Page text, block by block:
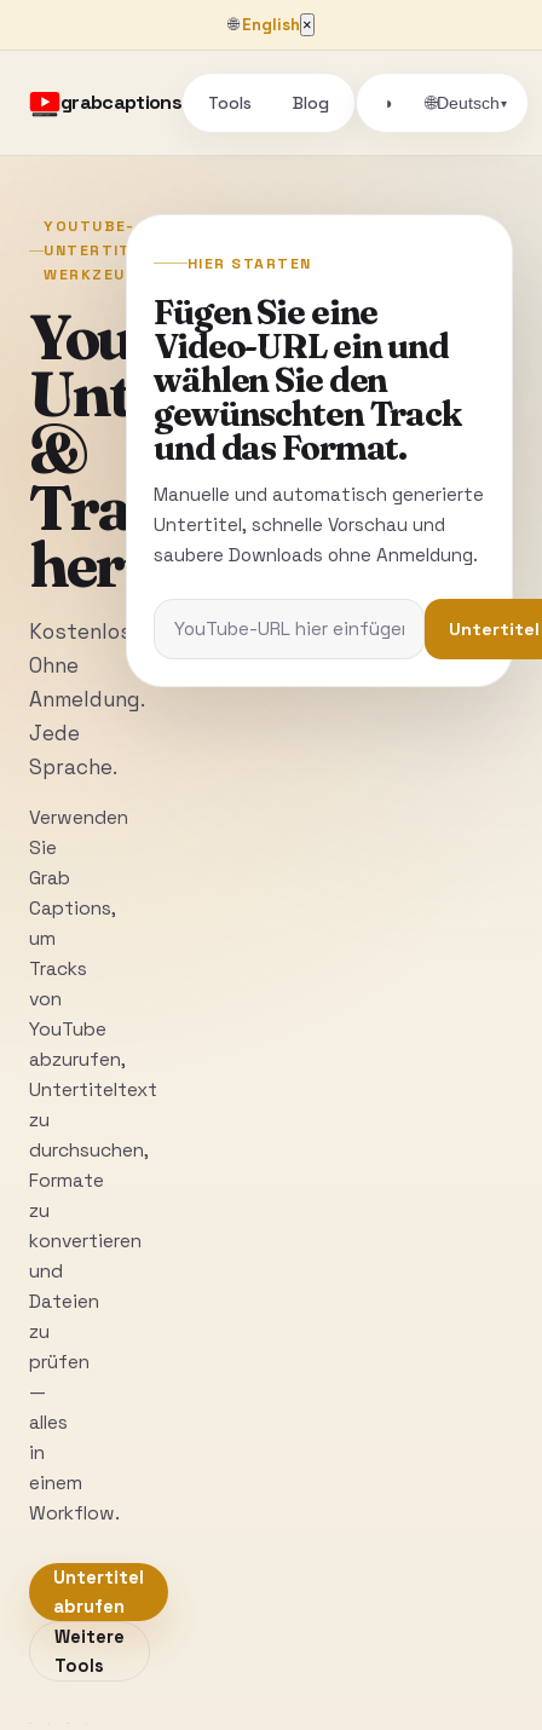
🌐English ×
grabcaptions Tools Blog ◑ 🌐Deutsch▾
YOUTUBE-
UNTERTITEL-
WERKZEUGE
YouTube
Untertitel
&
Transkripte
herunterladen
Kostenlos.
Ohne
Anmeldung.
Jede
Sprache.
Verwenden
Sie
Grab
Captions,
um
Tracks
von
YouTube
abzurufen,
Untertiteltext
zu
durchsuchen,
Formate
zu
konvertieren
und
Dateien
zu
prüfen
—
alles
in
einem
Workflow.
Untertitel
abrufen
Weitere
Tools
HIER STARTEN
Fügen Sie eine
Video-URL ein und
wählen Sie den
gewünschten Track
und das Format.
Manuelle und automatisch generierte
Untertitel, schnelle Vorschau und
saubere Downloads ohne Anmeldung.
Untertitel